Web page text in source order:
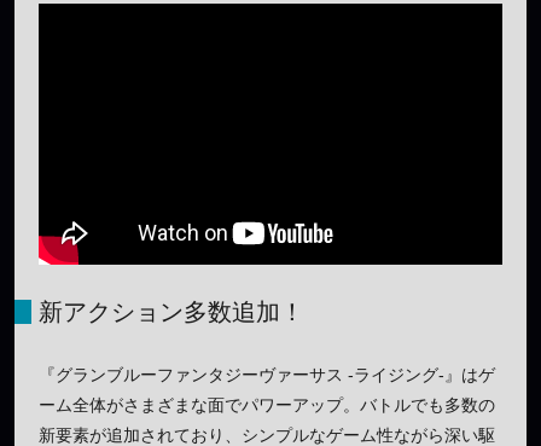
新アクション多数追加！
『グランブルーファンタジーヴァーサス -ライジング-』はゲ
ーム全体がさまざまな面でパワーアップ。バトルでも多数の
新要素が追加されており、シンプルなゲーム性ながら深い駆